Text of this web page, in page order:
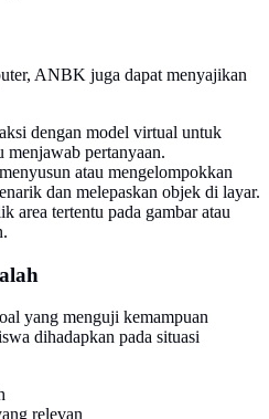
ANBK juga dapat menyajikan
dengan model virtual untuk
menjawab pertanyaan.
atau mengelompokkan
dan melepaskan objek di layar.
area tertentu pada gambar atau
yang menguji kemampuan
dihadapkan pada situasi
relevan